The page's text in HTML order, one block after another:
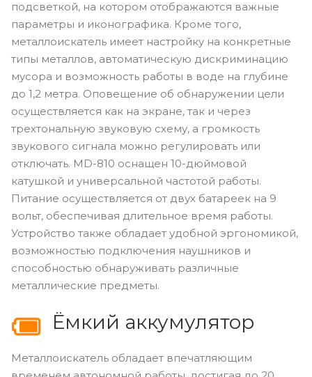
подсветкой, на котором отображаются важные
параметры и иконографика. Кроме того,
металлоискатель имеет настройку на конкретные
типы металлов, автоматическую дискриминацию
мусора и возможность работы в воде на глубине
до 1,2 метра. Оповещение об обнаружении цели
осуществляется как на экране, так и через
трехтональную звуковую схему, а громкость
звукового сигнала можно регулировать или
отключать. MD-810 оснащен 10-дюймовой
катушкой и универсальной частотой работы.
Питание осуществляется от двух батареек на 9
вольт, обеспечивая длительное время работы.
Устройство также обладает удобной эргономикой,
возможностью подключения наушников и
способностью обнаруживать различные
металлические предметы.
Ёмкий аккумулятор
Металлоискатель обладает впечатляющим